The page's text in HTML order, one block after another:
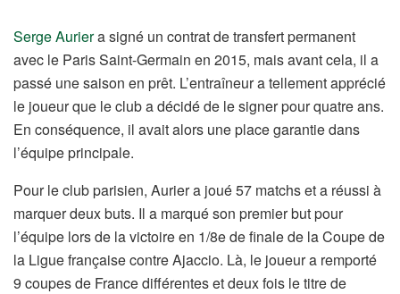
Serge Auriera signé un contrat de transfert permanent
avec le Paris Saint-Germain en 2015, mais avant cela, il a
passé une saison en prêt. L’entraîneur a tellement apprécié
le joueur que le club a décidé de le signer pour quatre ans.
En conséquence, il avait alors une place garantie dans
l’équipe principale.
Pour le club parisien, Aurier a joué 57 matchs et a réussi à
marquer deux buts. Il a marqué son premier but pour
l’équipe lors de la victoire en 1/8e de finale de la Coupe de
la Ligue française contre Ajaccio. Là, le joueur a remporté
9 coupes de France différentes et deux fois le titre de